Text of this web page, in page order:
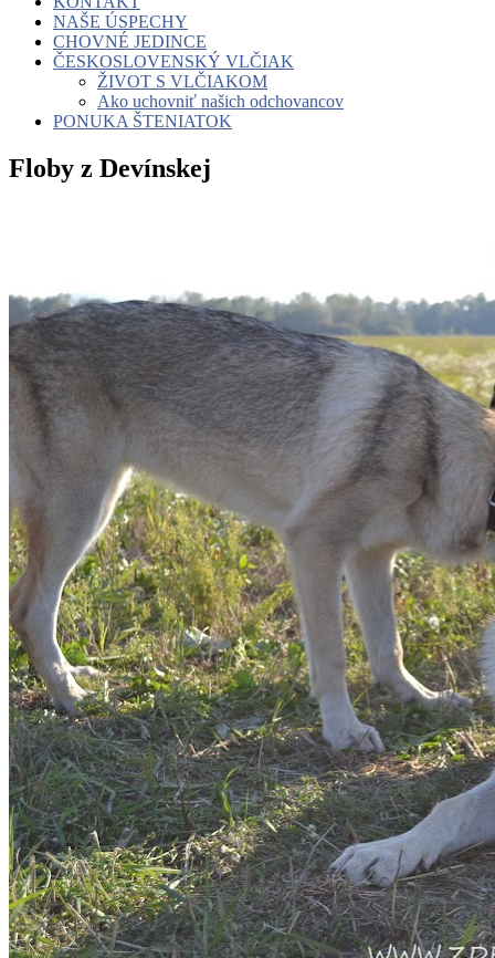
NAŠE ÚSPECHY
CHOVNÉ JEDINCE
ČESKOSLOVENSKÝ VLČIAK
ŽIVOT S VLČIAKOM
Ako uchovniť našich odchovancov
PONUKA ŠTENIATOK
Floby z Devínskej